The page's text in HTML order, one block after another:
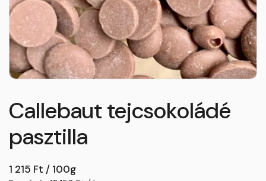
Callebaut tejcsokoládé
pasztilla
1 215 Ft / 100g